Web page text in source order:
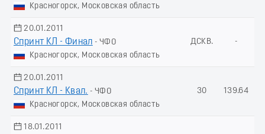
Красногорск, Московская область
20.01.2011
Спринт КЛ - Финал - ЧФО
Красногорск, Московская область
ДСКВ. -
20.01.2011
Спринт КЛ - Квал. - ЧФО
Красногорск, Московская область
30 139.64
18.01.2011